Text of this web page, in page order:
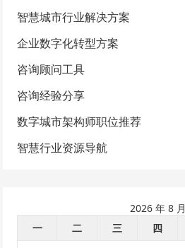
智慧城市行业解决方案
企业数字化转型方案
咨询顾问工具
咨询经验分享
数字城市架构师职位推荐
智慧行业资源导航
2026 年 8 月
一
二 三 四